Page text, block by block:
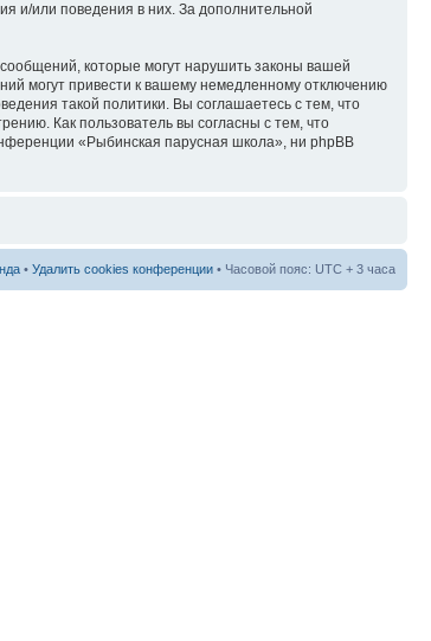
и/или поведения в них. За дополнительной
которые могут нарушить законы вашей
могут привести к вашему немедленному отключению
такой политики. Вы соглашаетесь с тем, что
Как пользователь вы согласны с тем, что
«Рыбинская парусная школа», ни phpBB
• Удалить cookies конференции • Часовой пояс: UTC + 3 часа